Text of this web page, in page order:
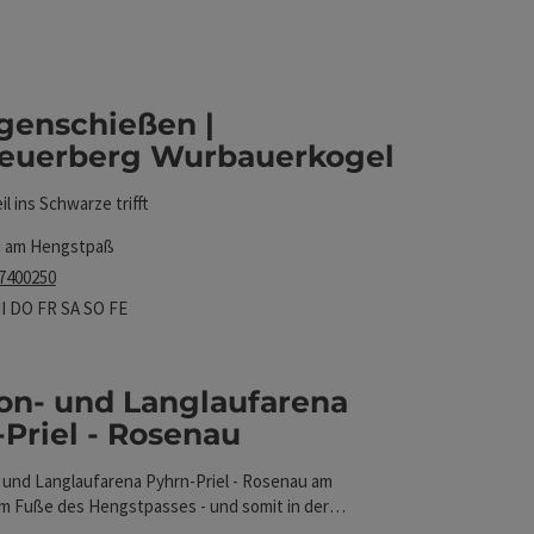
verfeinert werden kann. Die Ergebnisse in
|
Wurbauerkogel
ins Schwarze trifft
am Hengstpaß
geöffnetgeöffnet
Mittwoch geöffnet
DO Donnerstag geöffnet
FR Freitag geöffnet
SASamstag geöffnet
SO Sonntag geöffnet
FEFeiertag geöffnet
- Rosenau
und Langlaufarena
- Rosenau
Langlaufarena Pyhrn-Priel - Rosenau am
Fuße des Hengstpasses - und somit in der